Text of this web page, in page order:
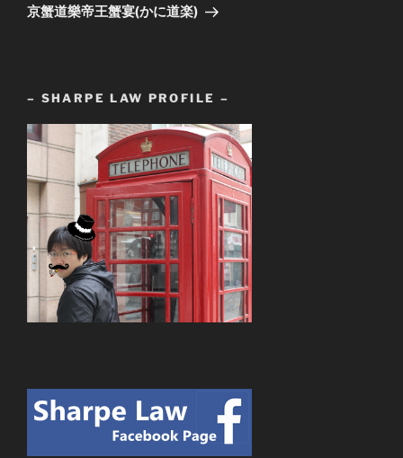
京蟹道樂帝王蟹宴(かに道楽)
– SHARPE LAW PROFILE –